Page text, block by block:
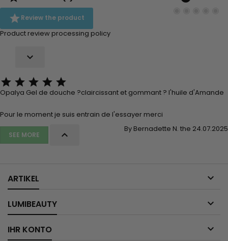
Review the product
Product review processing policy

    
Opalya Gel de douche ?claircissant et gommant ? l'huile d'Amande
Pour le moment je suis entrain de l'essayer merci
By Bernadette N. the 24.07.2025
SEE MORE 
ARTIKEL 
LUMIBEAUTY 
IHR KONTO 